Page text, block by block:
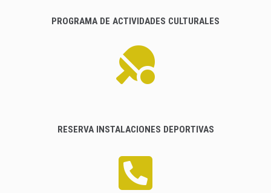
PROGRAMA DE ACTIVIDADES CULTURALES
RESERVA INSTALACIONES DEPORTIVAS